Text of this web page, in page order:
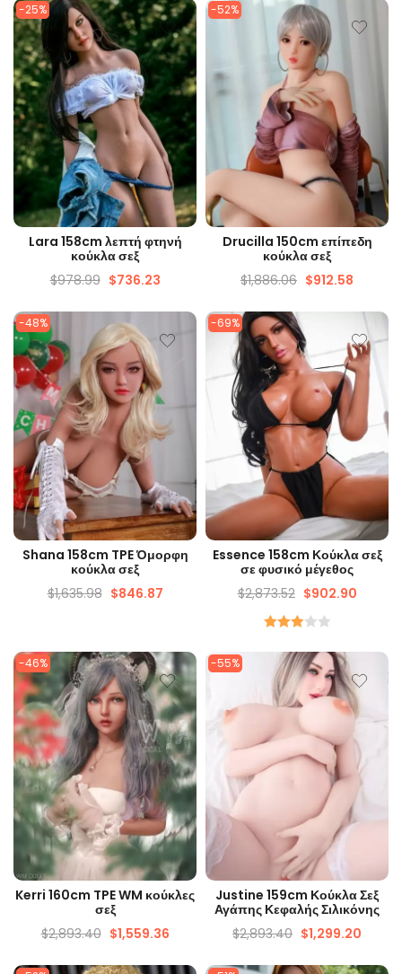
-25%
ΓΡΉΓΟΡΗ ΜΑΤΙΆ
Lara 158cm λεπτή φτηνή
κούκλα σεξ
$978.99 $736.23
-52%
ΓΡΉΓΟΡΗ ΜΑΤΙΆ
Drucilla 150cm επίπεδη
κούκλα σεξ
$1,886.06 $912.58
-48%
ΓΡΉΓΟΡΗ ΜΑΤΙΆ
Shana 158cm TPE Όμορφη
κούκλα σεξ
$1,635.98 $846.87
-69%
ΓΡΉΓΟΡΗ ΜΑΤΙΆ
Essence 158cm Κούκλα σεξ
σε φυσικό μέγεθος
$2,873.52 $902.90
3.00
από 5
-46%
ΓΡΉΓΟΡΗ ΜΑΤΙΆ
Kerri 160cm TPE WM κούκλες
σεξ
$2,893.40 $1,559.36
-55%
ΓΡΉΓΟΡΗ ΜΑΤΙΆ
Justine 159cm Κούκλα Σεξ
Αγάπης Κεφαλής Σιλικόνης
$2,893.40 $1,299.20